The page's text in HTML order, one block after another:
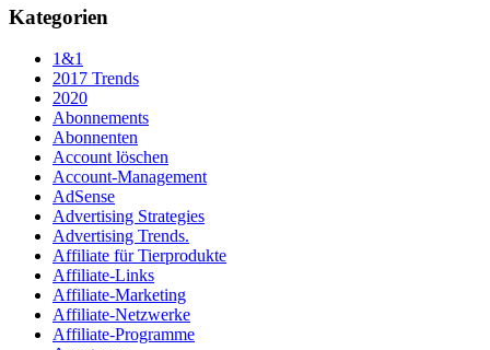
Kategorien
1&1
2017 Trends
2020
Abonnements
Abonnenten
Account löschen
Account-Management
AdSense
Advertising Strategies
Advertising Trends.
Affiliate für Tierprodukte
Affiliate-Links
Affiliate-Marketing
Affiliate-Netzwerke
Affiliate-Programme